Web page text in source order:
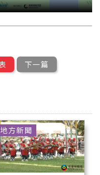
下一篇
地方新聞